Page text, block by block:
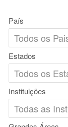
País
Estados
Instituições